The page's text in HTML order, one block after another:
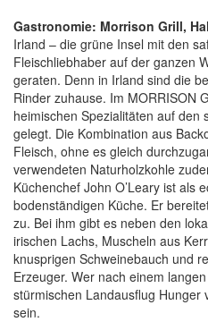
Gastronomie: Morrison Grill,
Irland – die grüne Insel mit den
Fleischliebhaber auf der ganzen
geraten. Denn in Irland sind die
Rinder zuhause. Im MORRISON
heimischen Spezialitäten auf den
gelegt. Die Kombination aus
Fleisch, ohne es gleich
verwendeten Naturholzkohle
Küchenchef John O’Leary ist als
bodenständigen Küche. Er
zu. Bei ihm gibt es neben den
irischen Lachs, Muscheln aus
knusprigen Schweinebauch und
Erzeuger. Wer nach einem
stürmischen Landausflug Hunger
sein.